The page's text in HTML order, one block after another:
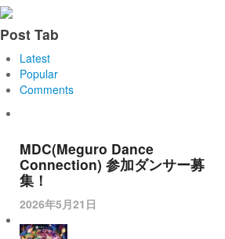
Post Tab
Latest
Popular
Comments
MDC(Meguro Dance
Connection) 参加ダンサー募
集！
2026年5月21日